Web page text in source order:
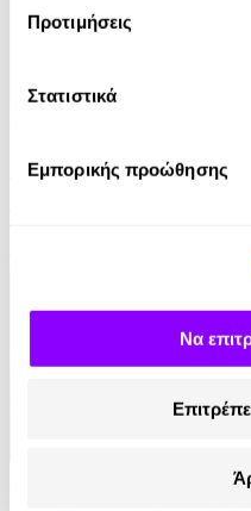
Προτιμήσεις
Στατιστικά
Εμπορικής προώθησης
Να
Στο Σπίτι Της